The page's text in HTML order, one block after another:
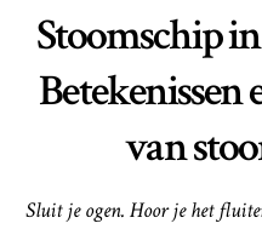
Stoomschip
van
Sluit je ogen. Hoor je het